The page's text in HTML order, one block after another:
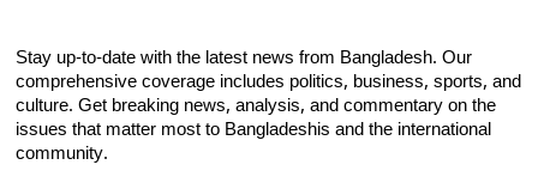
Stay up-to-date with the latest news from Bangladesh. Our
comprehensive coverage includes politics, business, sports, and
culture. Get breaking news, analysis, and commentary on the
issues that matter most to Bangladeshis and the international
community.